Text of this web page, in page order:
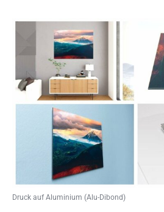
Druck auf Aluminium (Alu-Dibond)